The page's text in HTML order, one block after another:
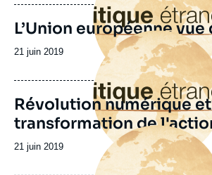
publication
L’Union européenne vue
Date
publication
21 juin 2019
Image
principale
Révolution numérique et
transformation de
Date
21 juin 2019
Image
principale